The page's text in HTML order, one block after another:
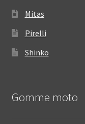
Mitas
Pirelli
Shinko
Gomme moto